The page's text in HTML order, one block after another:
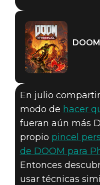
DOOM® Eternal
17 de septiembre de
En julio
modo de hacer
fueran aún más
propio pincel
de DOOM para
Entonces
usar técnicas